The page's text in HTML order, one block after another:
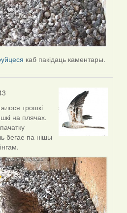
каб пакідаць каментары.
трошкі
на плячах.
бегае па нішы